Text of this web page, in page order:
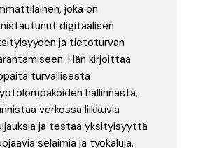
joka on
digitaalisen
ja tietoturvan
Hän kirjoittaa
turvallisesta
hallinnasta,
verkossa liikkuvia
ja testaa yksityisyyttä
selaimia ja työkaluja.